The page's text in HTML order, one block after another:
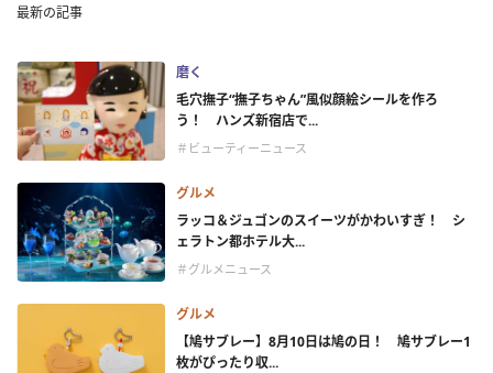
最新の記事
磨く
毛穴撫子“撫子ちゃん”風似顔絵シールを作ろ
う！ ハンズ新宿店で...
＃ビューティーニュース
グルメ
ラッコ＆ジュゴンのスイーツがかわいすぎ！ シ
ェラトン都ホテル大...
＃グルメニュース
グルメ
【鳩サブレー】8月10日は鳩の日！ 鳩サブレー1
枚がぴったり収...